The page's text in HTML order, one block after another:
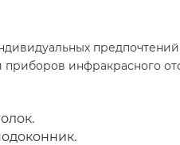
инфракрасного